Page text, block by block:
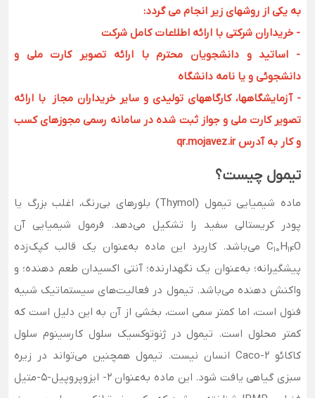
به یکی از روشهای زیر انجام می گردد:
- خریداران شرکتی با ارائه اطلاعات کامل شرکت
- اساتید و دانشجویان محترم با ارائه تصویر کارت ملی و
دانشجوئی و یا نامه دانشگاه
- آزمایشگاهها، کارگاههای تولیدی و سایر خریداران مجاز با ارائه
تصویر کارت ملی و جواز ثبت شده در سامانه رسمی مجوزهای کسب
و کار به آدرس qr.mojavez.ir
تیمول چیست؟
ماده شیمیایی تیمول (Thymol) بلورهای بی‌رنگ، اغلب بزرگ یا
پودر کریستالی سفید را تشکیل می‌دهد. فرمول شیمیایی آن
C10H14
O می‌باشد. کاربرد این ماده به‌عنوان یک قالب کپک‌زده
پیشگیرانه؛ به‌عنوان یک نگهدارنده؛ آنتی اکسیدان طعم دهنده؛ و
واکنش دهنده می‌باشد. تیمول در فعالیت‌های سیستماتیک شبیه
فنول است، اما کمتر سمی است، بخشی از آن به این دلیل است که
کمتر محلول است. تیمول در ژنوتوکسیک سلول کارسینوم سلول
کاکائو Caco-2 انسان نیست. تیمول همچنین می‌تواند در زیره
سبزی گیاهی یافت شود. این ماده به‌عنوان 2- ایزوپروپیل-5-متیل